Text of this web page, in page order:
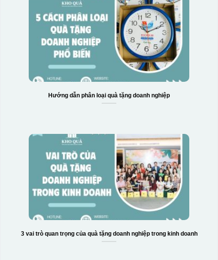
Hướng dẫn phân loại quà tặng doanh nghiệp
3 vai trò quan trọng của quà tặng doanh nghiệp trong kinh doanh